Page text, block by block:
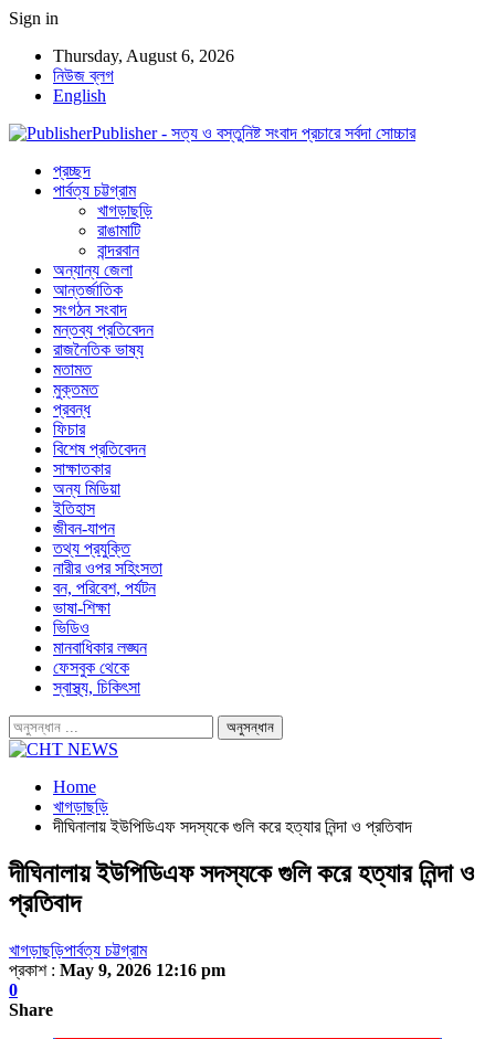
Sign in
Thursday, August 6, 2026
নিউজ ব্লগ
English
Publisher - সত্য ও বস্তুনিষ্ট সংবাদ প্রচারে সর্বদা সোচ্চার
প্রচ্ছদ
পার্বত্য চট্টগ্রাম
খাগড়াছড়ি
রাঙামাটি
বান্দরবান
অন্যান্য জেলা
আন্তর্জাতিক
সংগঠন সংবাদ
মন্তব্য প্রতিবেদন
রাজনৈতিক ভাষ্য
মতামত
মুক্তমত
প্রবন্ধ
ফিচার
বিশেষ প্রতিবেদন
সাক্ষাতকার
অন্য মিডিয়া
ইতিহাস
জীবন-যাপন
তথ্য প্রযুক্তি
নারীর ওপর সহিংসতা
বন, পরিবেশ, পর্যটন
ভাষা-শিক্ষা
ভিডিও
মানবাধিকার লঙ্ঘন
ফেসবুক থেকে
স্বাস্থ্য, চিকিৎসা
Home
খাগড়াছড়ি
দীঘিনালায় ইউপিডিএফ সদস্যকে গুলি করে হত্যার নিন্দা ও প্রতিবাদ
দীঘিনালায় ইউপিডিএফ সদস্যকে গুলি করে হত্যার নিন্দা ও
প্রতিবাদ
খাগড়াছড়িপার্বত্য চট্টগ্রাম
প্রকাশ : May 9, 2026 12:16 pm
0
Share